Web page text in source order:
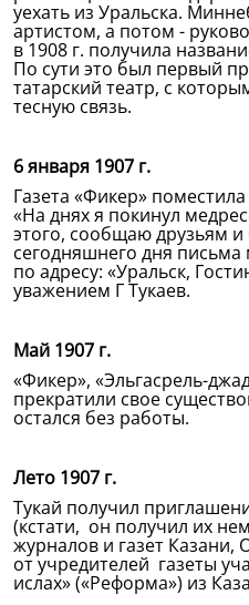
уехать из Уральска.
артистом, а потом -
в 1908 г. получила
По сути это был первый
татарский театр, с
тесную связь.
6 января 1907 г.
Газета «Фикер»
«На днях я покинул
этого, сообщаю друзьям и
сегодняшнего дня письма
по адресу: «Уральск,
уважением Г Тукаев.
Май 1907 г.
«Фикер», «Эльгасрель-
прекратили свое
остался без работы.
Лето 1907 г.
Тукай получил
(кстати, он получил их
журналов и газет Казани,
от учредителей газеты
ислах» («Реформа») из